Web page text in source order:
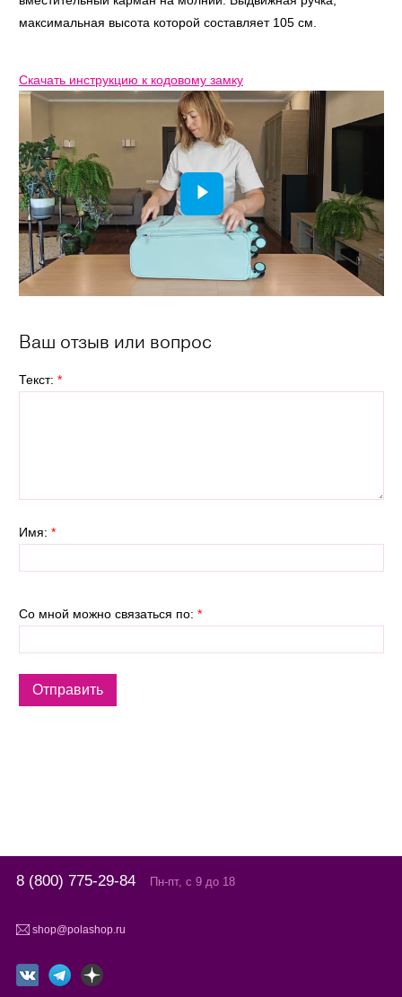
максимальная высота которой составляет 105 см.
Скачать инструкцию к кодовому замку
Ваш отзыв или вопрос
Текст: *
Имя: *
Со мной можно связаться по: *
8 (800) 775-29-84 Пн-пт, с 9 до 18
shop@polashop.ru